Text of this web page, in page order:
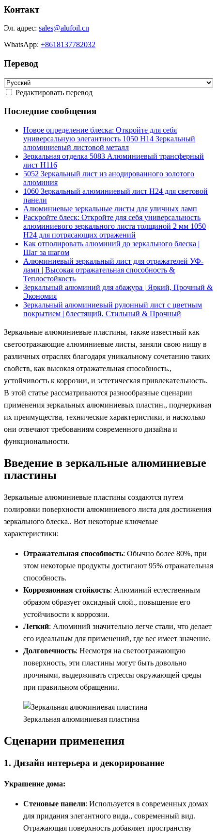
Контакт
Эл. адрес: sales@alufoil.cn
WhatsApp: +8618137782032
Перевод
Редактировать перевод
Последние сообщения
Новое определение блеска: Откройте для себя
универсальную элегантность 1050 H14 Зеркальный
алюминиевый листовой металл
Зеркальная отделка 5083 Алюминиевый трансферный
лист H116
5052 Зеркальный лист из анодированного золотого
алюминия
1060 Зеркальный алюминиевый лист H24 для световой
панели
Алюминиевые зеркальные листы для уличных ламп
Раскройте блеск: Откройте для себя универсальность
алюминиевого зеркального листа толщиной 2 мм 1050
H24 для потрясающих отражений
Как отполировать алюминий до зеркального блеска |
Шаг за шагом
Алюминиевый зеркальный лист для отражателей УФ-
ламп | Высокая отражательная способность &
Теплостойкость
Зеркальный алюминий для абажура | Яркий, Прочный &
Экономия
Зеркальный алюминиевый рулонный лист с цветным
покрытием | блестящий, Стильный & Прочный
Зеркальные алюминиевые пластины, также известный как
светоотражающие алюминиевые листы, заняли свою нишу в
различных отраслях благодаря уникальному сочетанию таких
свойств, как высокая отражательная способность.,
устойчивость к коррозии, и эстетическая привлекательность.
В этой статье рассматриваются разнообразные сценарии
применения зеркальных алюминиевых пластин., подчеркивая
их преимущества, технические характеристики, и насколько
они отвечают требованиям современного дизайна и
функциональности.
Введение в зеркальные алюминиевые
пластины
Зеркальные алюминиевые пластины создаются путем
полировки поверхности алюминиевого листа для достижения
зеркального блеска.. Вот некоторые ключевые
характеристики:
Отражательная способность: Обычно более 80%, при
этом некоторые продукты достигают 95% отражательная
способность.
Коррозионная стойкость: Алюминий естественным
образом образует оксидный слой., повышение его
устойчивости к коррозии.
Легкий: Алюминий значительно легче стали, что делает
его идеальным для применений, где вес имеет значение.
Долговечность: Несмотря на светоотражающую
поверхность, эти пластины могут быть довольно
прочными, выдерживать стрессы окружающей среды
при правильном обращении.
Зеркальная алюминиевая пластина
Сценарии применения
1. Дизайн интерьера и декорирование
Украшение дома:
Стеновые панели: Используется в современных домах
для придания элегантного вида., современный вид.
Отражающая поверхность добавляет пространству